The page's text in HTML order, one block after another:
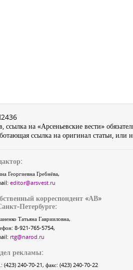
на «Арсеньевские вести»
ссылка на оригинал статьи, или
Георгиевна Гребнёва,
editor@arsvest.ru
корреспондент «АВ»
Петербурге:
Татьяна Гаврииловна,
8-921-765-5754,
rtg@narod.ru
рекламы:
(423) 240-70-21, факс: (423) 240-70-22